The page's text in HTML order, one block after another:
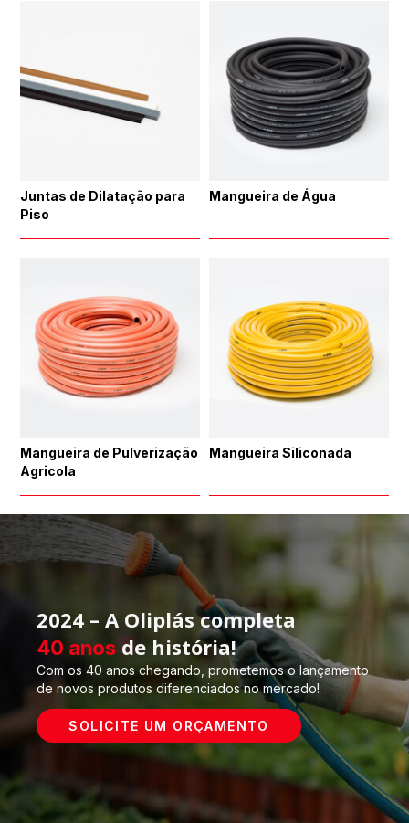
Juntas de Dilatação para
Piso
Mangueira de Água
Mangueira de Pulverização
Agricola
Mangueira Siliconada
2024 – A Oliplás completa
40 anos de história!
Com os 40 anos chegando, prometemos o lançamento
de novos produtos diferenciados no mercado!
SOLICITE UM ORÇAMENTO